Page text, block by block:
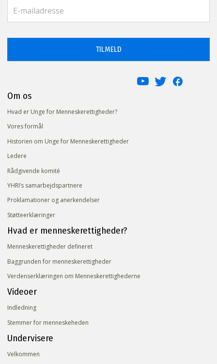
TILMELD
Om os
Hvad er Unge for Menneskerettigheder?
Vores formål
Historien om Unge for Menneskerettigheder
Ledere
Rådgivende komité
YHRI’s samarbejdspartnere
Proklamationer og anerkendelser
Støtteerklæringer
Hvad er menneske­rettigheder?
Menneskerettigheder defineret
Baggrunden for menneskerettigheder
Verdenserklæringen om Menneskerettighederne
Videoer
Indledning
Stemmer for menneskeheden
Undervisere
Velkommen